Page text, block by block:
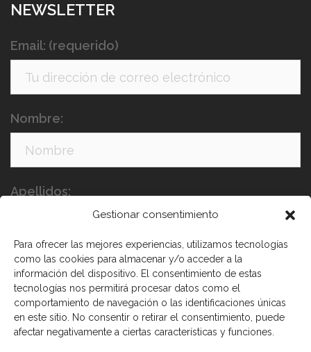
Gestionar consentimiento
Para ofrecer las mejores experiencias, utilizamos tecnologías
como las cookies para almacenar y/o acceder a la
información del dispositivo. El consentimiento de estas
tecnologías nos permitirá procesar datos como el
comportamiento de navegación o las identificaciones únicas
en este sitio. No consentir o retirar el consentimiento, puede
afectar negativamente a ciertas características y funciones.
NEWSLETTER
Email: (requerido)
Nombre:
Apellidos:
He leído y acepto los términos y condiciones